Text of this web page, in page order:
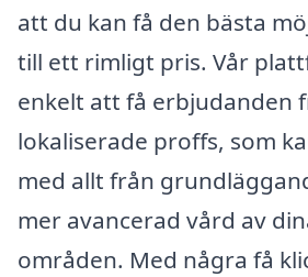
att du kan få den bästa
till ett rimligt pris. Vår
enkelt att få erbjudanden
lokaliserade proffs, som
med allt från
mer avancerad vård av
områden. Med några få